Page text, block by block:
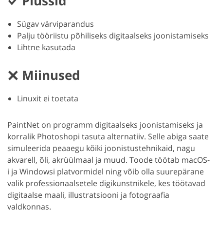
Sügav värviparandus
Palju tööriistu põhiliseks digitaalseks joonistamiseks
Lihtne kasutada
Miinused
Linuxit ei toetata
PaintNet on programm digitaalseks joonistamiseks ja
korralik Photoshopi tasuta alternatiiv. Selle abiga saate
simuleerida peaaegu kõiki joonistustehnikaid, nagu
akvarell, õli, akrüülmaal ja muud. Toode töötab macOS-
i ja Windowsi platvormidel ning võib olla suurepärane
valik professionaalsetele digikunstnikele, kes töötavad
digitaalse maali, illustratsiooni ja fotograafia
valdkonnas.